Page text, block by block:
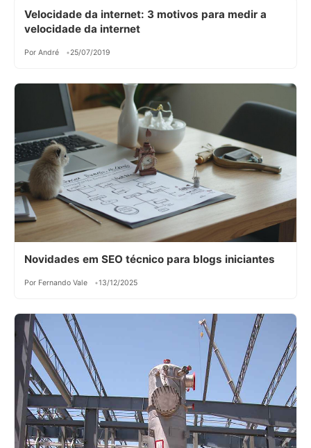
Velocidade da internet: 3 motivos para medir a
velocidade da internet
Por André 25/07/2019
Novidades em SEO técnico para blogs iniciantes
Por Fernando Vale 13/12/2025